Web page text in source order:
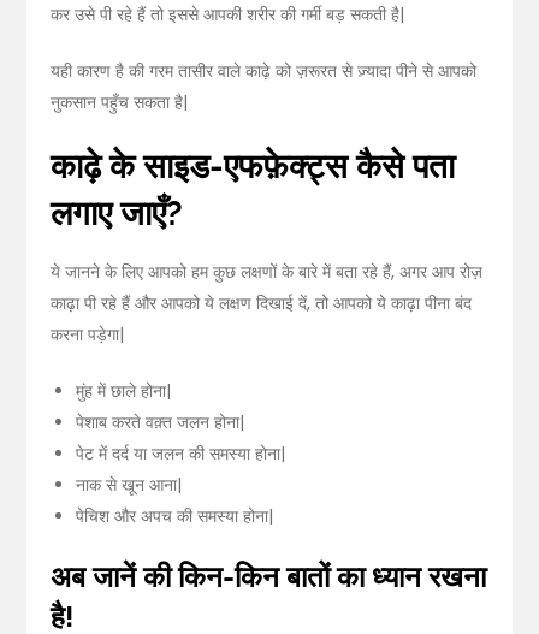
कर उसे पी रहे हैं तो इससे आपकी शरीर की गर्मी बड़ सकती है|
यही कारण है की गरम तासीर वाले काढ़े को ज़रूरत से ज़्यादा पीने से आपको
नुकसान पहुँच सकता है|
काढ़े के साइड-एफफ़ेक्ट्स कैसे पता
लगाए जाएँ?
ये जानने के लिए आपको हम कुछ लक्षणों के बारे में बता रहे हैं, अगर आप रोज़
काढ़ा पी रहे हैं और आपको ये लक्षण दिखाई दें, तो आपको ये काढ़ा पीना बंद
करना पड़ेगा|
मुंह में छाले होना|
पेशाब करते वक़्त जलन होना|
पेट में दर्द या जलन की समस्या होना|
नाक से खून आना|
पेचिश और अपच की समस्या होना|
अब जानें की किन-किन बातों का ध्यान रखना
है!